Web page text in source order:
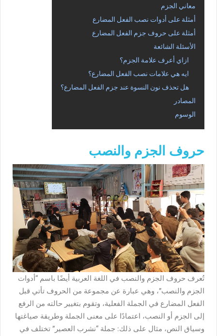
معاني الجزم
أمثلة على أدوات نصب الفعل المضارع
أمثلة على حروف جزم الفعل المضارع
الأسئلة الشائعة
ازاي أعرف علامة الجزم؟
ايه هي علامات نصب الفعل المضارع؟
هل تحذف نون النسوة عند جزم الفعل المضارع؟
المصادر
الوسوم
حروف الجزم والنصب
تُعرف حروف الجزم والنصب في اللغة العربية أيضًا باسم “أدوات
الجزم والنصب”، وهي عبارة عن مجموعة من الحروف تأتي قبل
الفعل المضارع في الجملة الفعلية، وتقوم بتغيير حالته من الرفع
إلى الجزم أو النصب، اعتمادًا على معنى الجملة وطريقة صياغتها
وسياق النص، مثال على ذلك: جملة “نشرب العصير” تختلف في